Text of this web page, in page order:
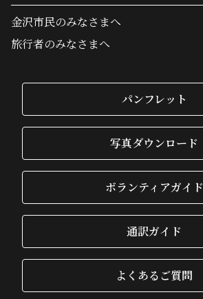
金沢市民のみなさまへ
旅行者のみなさまへ
パンフレット
写真ダウンロード
ボランティアガイド
通訳ガイド
よくあるご質問